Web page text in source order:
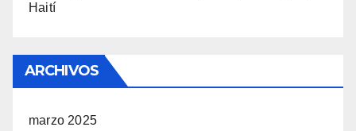
Haití
ARCHIVOS
marzo 2025